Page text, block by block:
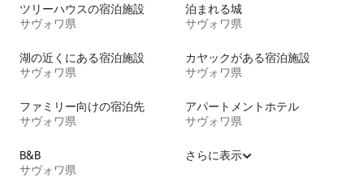
ツリーハウスの宿泊施設
サヴォワ県
泊まれる城
サヴォワ県
湖の近くにある宿泊施設
サヴォワ県
カヤックがある宿泊施設
サヴォワ県
ファミリー向けの宿泊先
サヴォワ県
アパートメントホテル
サヴォワ県
B&B
サヴォワ県
さらに表示